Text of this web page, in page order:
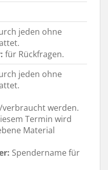
jeden ohne
für Rückfragen.
jeden ohne
werden.
Termin wird
Material
Spendername für